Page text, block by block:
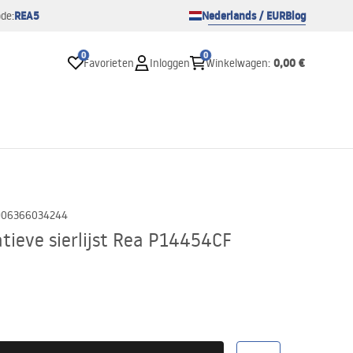
REA5 Nederlands / EURBlog
0
Favorieten Inloggen
0
Winkelwagen: 0,00 €
sierlijst Rea P14454CF